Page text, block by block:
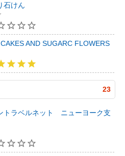
石けん
AND SUGARC FLOWERS
23
トラベルネット ニューヨーク支